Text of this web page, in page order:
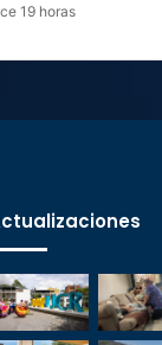
19 horas